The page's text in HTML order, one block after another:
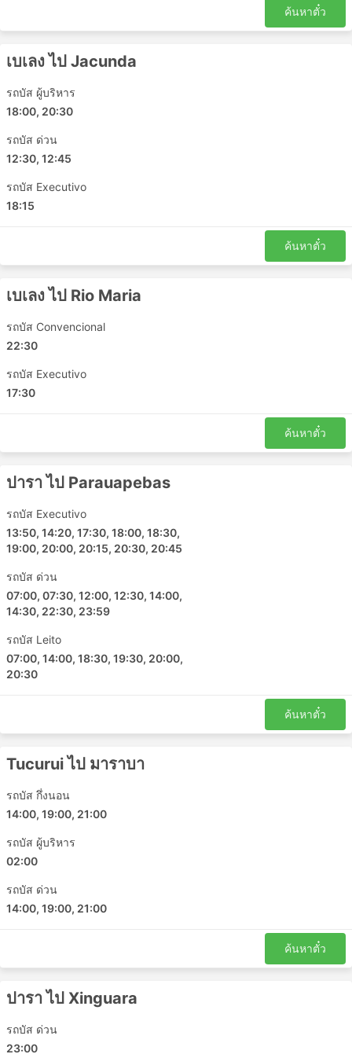
เซาหลุยส์ - Maracacume
ปารา - Parauapebas
Novo Repartimento - Goianesia do Para
เบเลง - Bom Jesus do Tocantins
ปารา - Cameta
มาราบา - ปารา
Parauapebas - Jacunda
ปารา - คอนเซเชาโดอะรากวายา
Boa Esperanca ราคาตั๋วและชั้นรถโดยสาร
หนึ่งในสิ่งที่ดีที่สุดเกี่ยวกับการเดินทางด้วยรถบัสคือคุณ
สามารถปรับเปลี่ยนการเดินทางได้ตามความต้องการเพื่อความ
เป็นส่วนตัวและความสะดวกสบายได้ ชั้นโดยสารและประเภท
ของรถบัสที่แตกต่างกันตอบสนองความต้องการที่แตกต่างกัน
ของนักเดินทาง การเดินทางที่ถูกที่สุดมักให้บริการโดยรถ
โดยสารระดับมาตรฐาน อาจแยกได้เป็น ท้องถิ่น ด่วน หรือ
นอนหรือรถโค้ชวีไอพีเหมาะสำหรับการเดินทางระยะยาวและ
ข้ามคืน การบริการอาจรวมไปถึงท่าเทียบเรือหรือที่นั่งปรับเอน
และของว่าง หรืออาหารมื้อใหญ่บนเรือหรือระหว่างเข้า
ห้องน้ำหรือแวะเติมน้ำมัน การเดินทางด้วยรถบัสกลางคืนช่วย
ให้คุณประหยัดค่าห้องพักในโรงแรมได้ แต่เพื่อให้แน่ใจว่าการ
เดินทางจะสะดวกสบายที่สุด ให้เลือกประเภทของรถบัสของ
คุณอย่างชาญฉลาด ราคาขึ้นอยู่กับระยะทางที่คุณนั่งและ
ครั้ง การลงทุนเงินเพิ่มและซื้อที่นั่งบนรถบัสวีไอพีก็คุ้มค่า
เพราะจะช่วยประหยัดเวลาได้มากเป็น 2 เท่าเมื่อเทียบกับการ
เดินทางโดยรถบัสธรรมดา
การเดินทางโดยรถประจำทาง: ข้อดีและข้อ
เสีย
รถบัสเป็นทางเลือกที่ดีที่สุดในการเดินทางไปยังจุดหมาย
รถโดยสารมักครอบคลุมเกือบทั้งประเทศ และเส้นทาง
ของรถโดยสารประจำทางก็มีมาอย่างยาวนาน
ด้วยรถไฟในบางครั้ง การขึ้นรถประจำทางไม่จำเป็นต้อง
มาถึงสถานีขนส่งล่วงหน้ามากนัก การเช็คอินใช้เวลาไม่
สำหรับสัมภาระเพิ่มเติมมักจะไม่สูงมากนัก ในกรณีที่มี
การกำหนดขีดจำกัดไว้
ตั๋วรถโดยสารมีราคาไม่แพงมากเมื่อเทียบกับตั๋วเครื่อง
บินหรือรถไฟด่วน มีตั๋วหลายชั้นให้เลือกสำหรับทุกงบใน
กระเป๋าคุณเสมอ ตัวเลือกมาตรฐานที่ถูกกว่าอาจช้าไป
ต้องการ แต่อย่างไรก็ยังเป็นทางเลือกที่ดีและพาคุณไปยัง
ห้องน้ำหรือจุดแวะเข้าห้องน้ำ รวมถึงของว่าง น้ำ และ
ค้นหาตั๋ว
เบเลง ไป Jacunda
รถบัส ผู้บริหาร
18:00, 20:30
รถบัส ด่วน
12:30, 12:45
รถบัส Executivo
18:15
ค้นหาตั๋ว
เบเลง ไป Rio Maria
รถบัส Convencional
22:30
รถบัส Executivo
17:30
ค้นหาตั๋ว
ปารา ไป Parauapebas
รถบัส Executivo
13:50, 14:20, 17:30, 18:00, 18:30,
19:00, 20:00, 20:15, 20:30, 20:45
รถบัส ด่วน
07:00, 07:30, 12:00, 12:30, 14:00,
14:30, 22:30, 23:59
รถบัส Leito
07:00, 14:00, 18:30, 19:30, 20:00,
20:30
ค้นหาตั๋ว
Tucurui ไป มาราบา
รถบัส กึ่งนอน
14:00, 19:00, 21:00
รถบัส ผู้บริหาร
02:00
รถบัส ด่วน
14:00, 19:00, 21:00
ค้นหาตั๋ว
ปารา ไป Xinguara
รถบัส ด่วน
23:00